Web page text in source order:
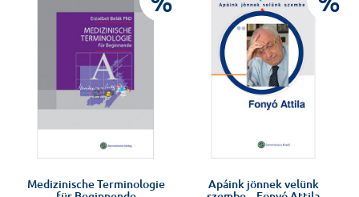
Medizinische Terminologie
Apáink jönnek velünk